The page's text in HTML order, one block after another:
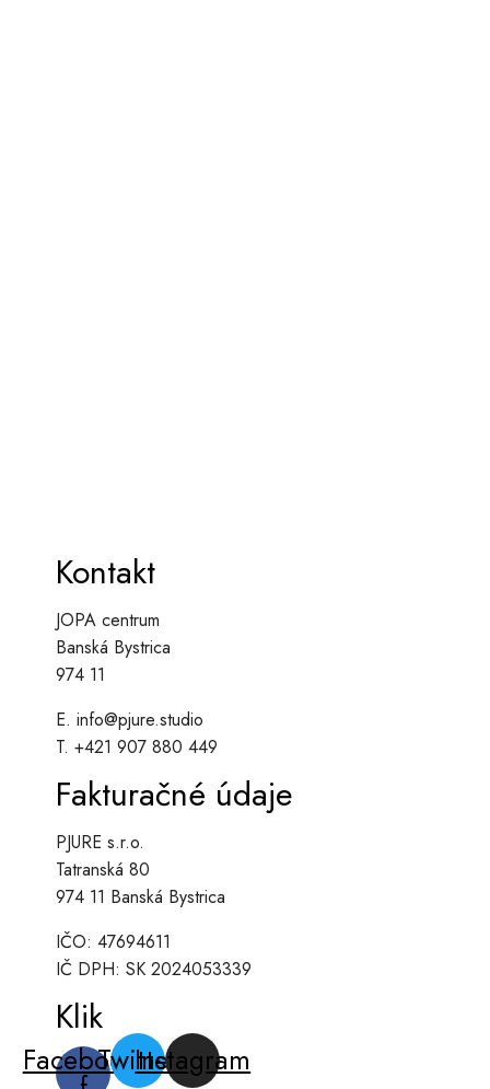
Kontakt
JOPA centrum
Banská Bystrica
974 11
E. info@pjure.studio
T. +421 907 880 449
Fakturačné údaje
PJURE s.r.o.
Tatranská 80
974 11 Banská Bystrica
IČO: 47694611
IČ DPH: SK 2024053339
Klik
Facebook-
TwitterInstagram